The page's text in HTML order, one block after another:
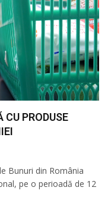
PRODUSE
Bunuri din România
pe o perioadă de 12